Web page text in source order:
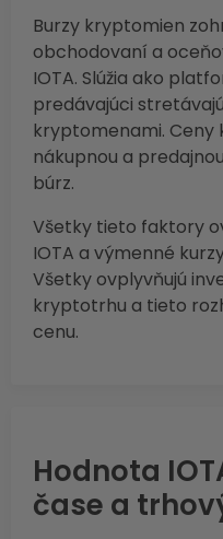
Burzy kryptomien
obchodovaní a
IOTA. Slúžia ako
predávajúci
kryptomenami. Ceny
nákupnou a
búrz.
Všetky tieto faktory
IOTA a výmenné
Všetky ovplyvňujú
kryptotrhu a tieto
cenu.
Hodnota
čase a